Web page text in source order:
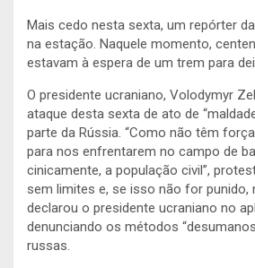
Mais cedo nesta sexta, um repórter
na estação. Naquele momento,
estavam à espera de um trem para
O presidente ucraniano, Volodymyr
ataque desta sexta de ato de
parte da Rússia. “Como não têm
para nos enfrentarem no campo de
cinicamente, a população civil”,
sem limites e, se isso não for punido,
declarou o presidente ucraniano no
denunciando os métodos
russas.